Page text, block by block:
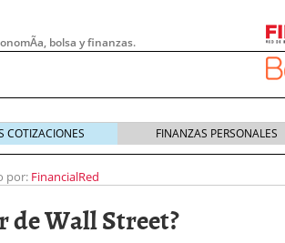
bolsa y finanzas.
COTIZACIONES FINANZAS PERSONALES
por: FinancialRed
de Wall Street?